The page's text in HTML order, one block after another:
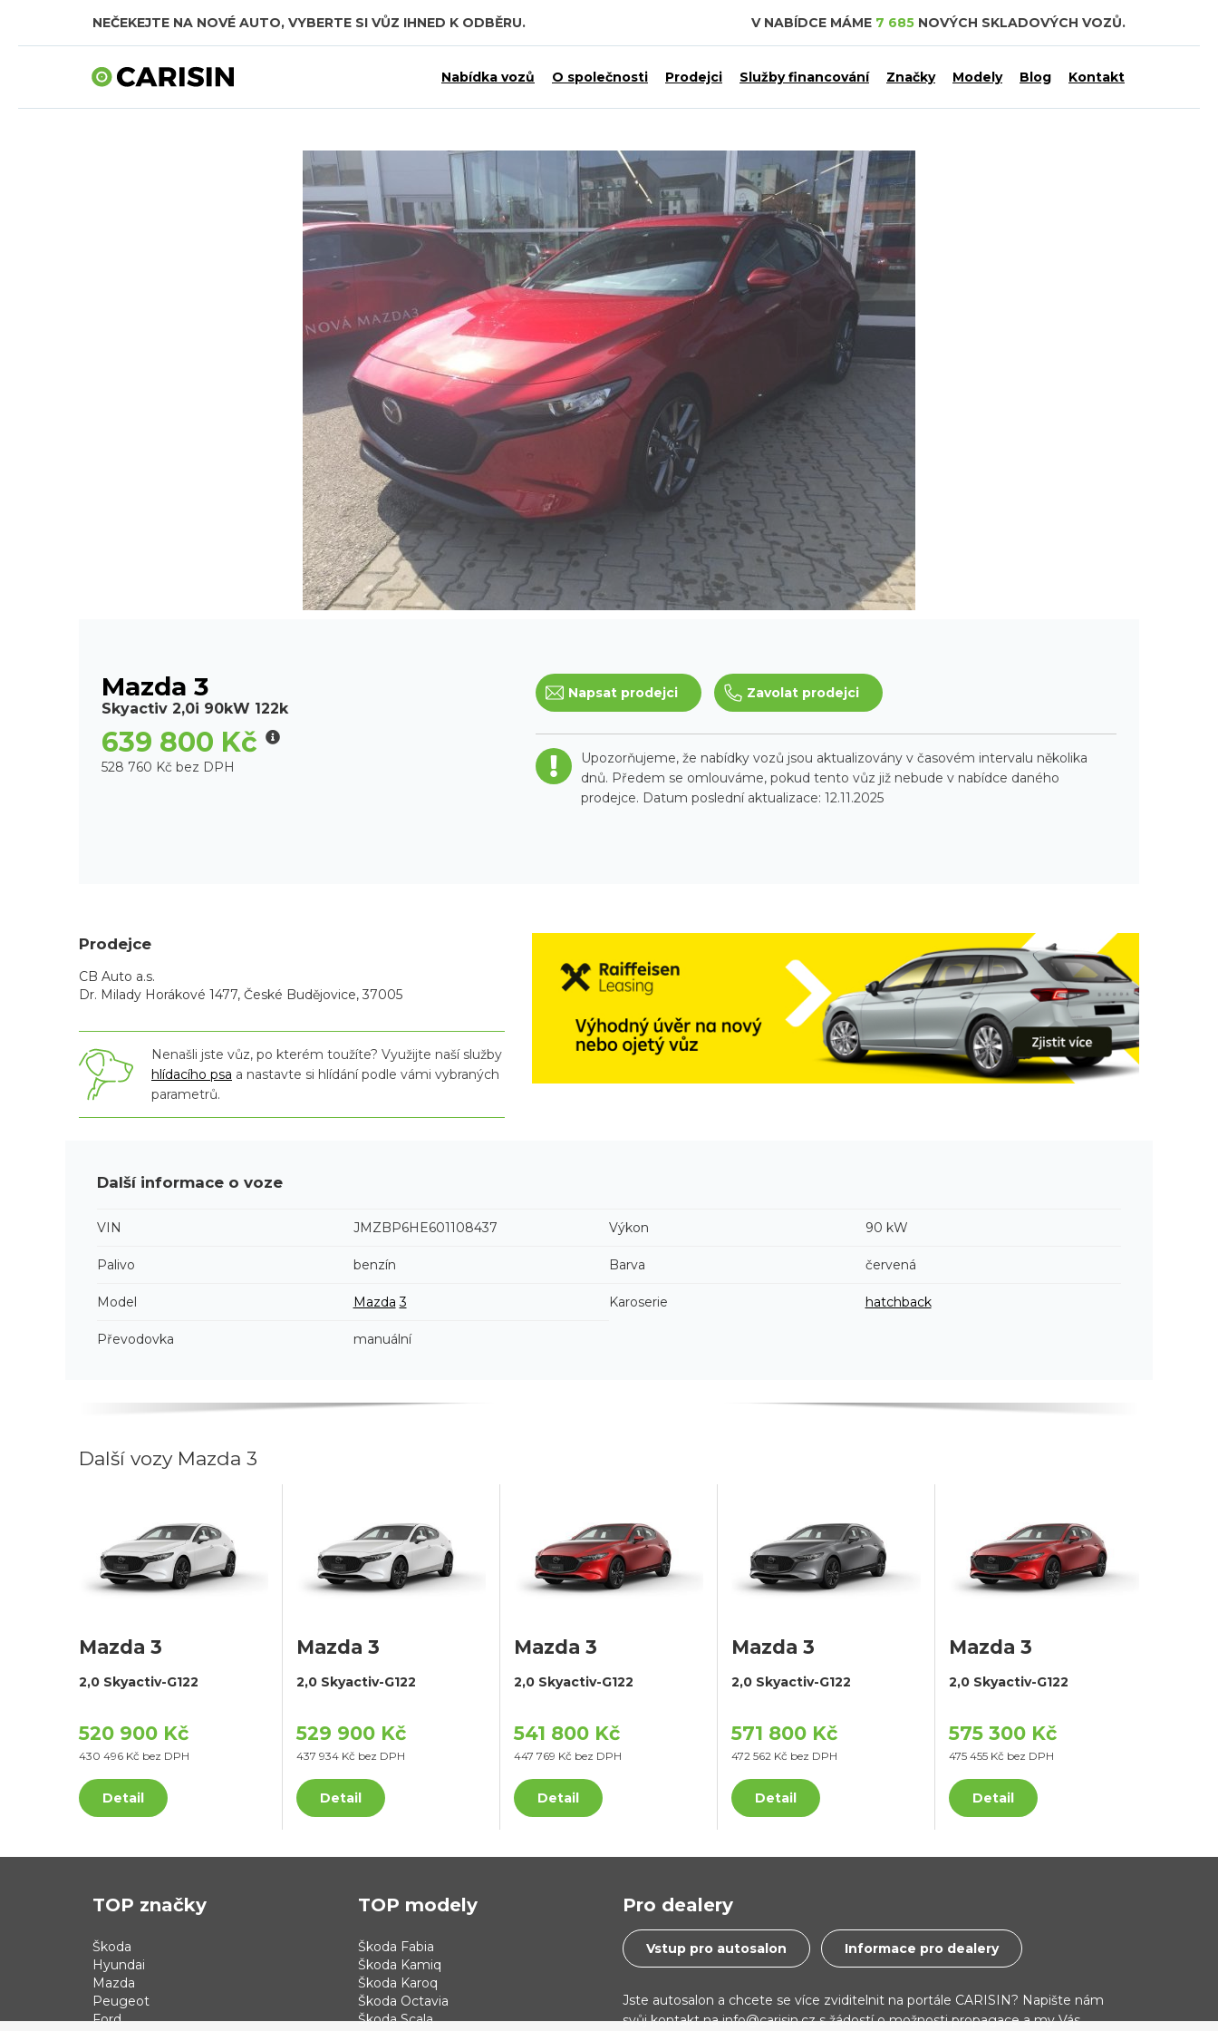
NEČEKEJTE NA NOVÉ AUTO, VYBERTE SI VŮZ IHNED K ODBĚRU. V NABÍDCE MÁME 7 685 NOVÝCH SKLADOVÝCH VOZŮ.
Nabídka vozů O společnosti Prodejci Služby financování Značky Modely Blog Kontakt
Mazda 3
Skyactiv 2,0i 90kW 122k
639 800 Kč
528 760 Kč bez DPH
Napsat prodejci Zavolat prodejci
Upozorňujeme, že nabídky vozů jsou aktualizovány v časovém intervalu několika
dnů. Předem se omlouváme, pokud tento vůz již nebude v nabídce daného
prodejce. Datum poslední aktualizace: 12.11.2025
Prodejce
CB Auto a.s.
Dr. Milady Horákové 1477, České Budějovice, 37005
Nenašli jste vůz, po kterém toužíte? Využijte naší služby
hlídacího psa a nastavte si hlídání podle vámi vybraných
parametrů.
Další informace o voze
VIN JMZBP6HE601108437 Výkon 90 kW
Palivo benzín Barva červená
Model Mazda 3 Karoserie hatchback
Převodovka manuální
Další vozy Mazda 3
Mazda 3
2,0 Skyactiv-G122
520 900 Kč
430 496 Kč bez DPH
Detail
Mazda 3
2,0 Skyactiv-G122
529 900 Kč
437 934 Kč bez DPH
Detail
Mazda 3
2,0 Skyactiv-G122
541 800 Kč
447 769 Kč bez DPH
Detail
Mazda 3
2,0 Skyactiv-G122
571 800 Kč
472 562 Kč bez DPH
Detail
Mazda 3
2,0 Skyactiv-G122
575 300 Kč
475 455 Kč bez DPH
Detail
TOP značky
Škoda
Hyundai
Mazda
Peugeot
Ford
TOP modely
Škoda Fabia
Škoda Kamiq
Škoda Karoq
Škoda Octavia
Škoda Scala
Pro dealery
Vstup pro autosalon Informace pro dealery
Jste autosalon a chcete se více zviditelnit na portále CARISIN? Napište nám
svůj kontakt na info@carisin.cz s žádostí o možnosti propagace a my Vás